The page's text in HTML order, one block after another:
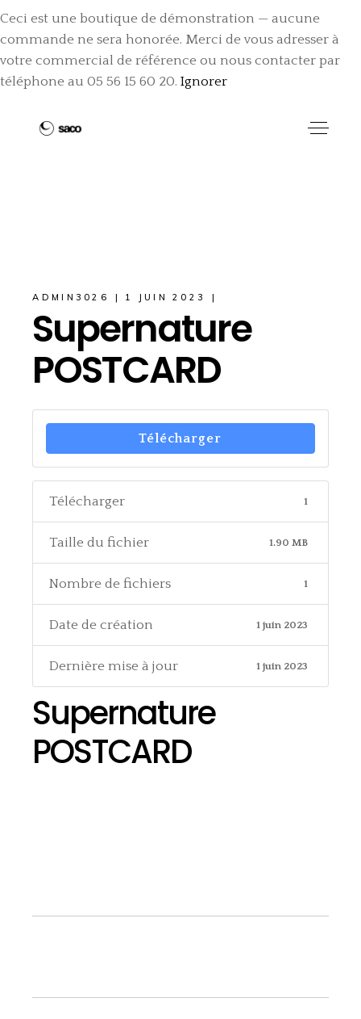
Ceci est une boutique de démonstration — aucune
commande ne sera honorée. Merci de vous adresser à
votre commercial de référence ou nous contacter par
téléphone au 05 56 15 60 20. Ignorer
ADMIN3026 1 JUIN 2023
Supernature
POSTCARD
Télécharger
Télécharger 1
Taille du fichier 1.90 MB
Nombre de fichiers 1
Date de création 1 juin 2023
Dernière mise à jour 1 juin 2023
Supernature
POSTCARD